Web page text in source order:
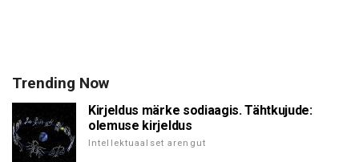
Trending Now
Kirjeldus märke sodiaagis. Tähtkujude:
olemuse kirjeldus
Intellektuaalset arengut